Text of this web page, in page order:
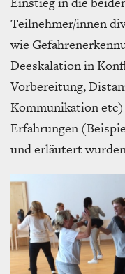
Teilnehmer/innen
wie
Deeskalation in
Vorbereitung,
Kommunikation
Erfahrungen
und erläutert